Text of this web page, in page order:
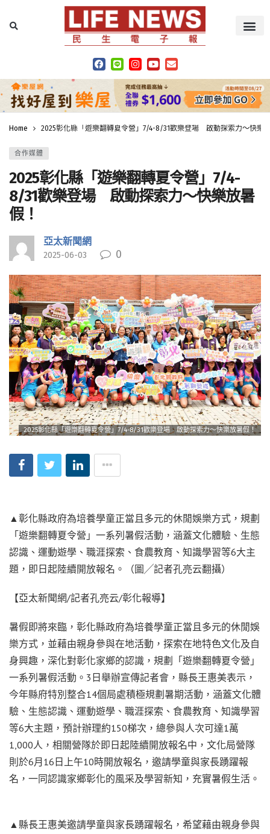
Home 2025彰化縣「遊樂翻轉夏令營」7/4-8/31歡樂登場 啟動探索力～快樂
合作媒體
2025彰化縣「遊樂翻轉夏令營」7/4-
8/31歡樂登場 啟動探索力～快樂放暑
假！
亞太新聞網
2025-06-03 0
2025彰化縣「遊樂翻轉夏令營」7/4-8/31歡樂登場 啟動探索力～快樂放暑假！
▲彰化縣政府為培養學童正當且多元的休閒娛樂方式，規劃
「遊樂翻轉夏令營」一系列暑假活動，涵蓋文化體驗、生態
認識、運動遊學、職涯探索、食農教育、知識學習等6大主
題，即日起陸續開放報名。（圖╱記者孔亮云翻攝）
【亞太新聞網/記者孔亮云/彰化報導】
暑假即將來臨，彰化縣政府為培養學童正當且多元的休閒娛
樂方式，並藉由親身參與在地活動，探索在地特色文化及自
身興趣，深化對彰化家鄉的認識，規劃「遊樂翻轉夏令營」
一系列暑假活動。3日舉辦宣傳記者會，縣長王惠美表示，
今年縣府特別整合14個局處積極規劃暑期活動，涵蓋文化體
驗、生態認識、運動遊學、職涯探索、食農教育、知識學習
等6大主題，預計辦理約150梯次，總參與人次可達1萬
1,000人，相關營隊於即日起陸續開放報名中，文化局營隊
則於6月16日上午10時開放報名，邀請學童與家長踴躍報
名，一同認識家鄉彰化的風采及學習新知，充實暑假生活。
▲縣長王惠美邀請學童與家長踴躍報名，希望藉由親身參與